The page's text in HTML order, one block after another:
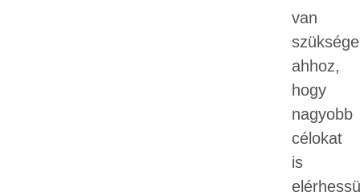
van
ahhoz,
hogy
nagyobb
célokat
is